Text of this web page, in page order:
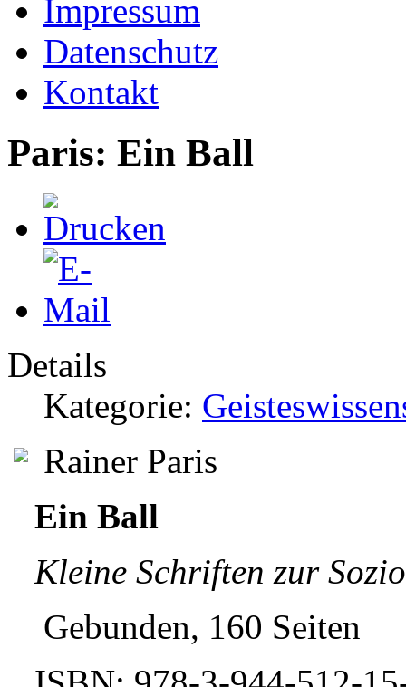
Impressum
Datenschutz
Kontakt
Paris: Ein Ball
Details
Kategorie:
Rainer Paris
Ein Ball
Kleine Schriften zur
Gebunden, 160 Seiten